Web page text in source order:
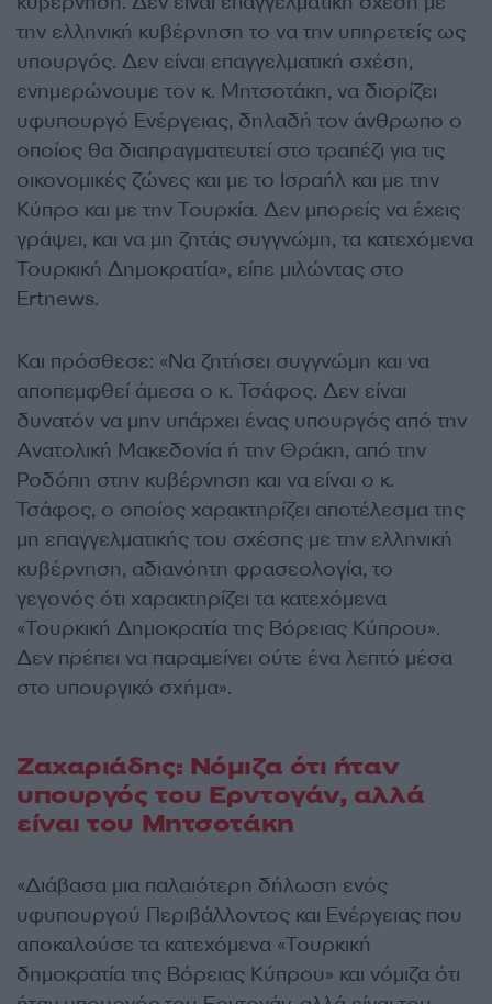
την ελληνική κυβέρνηση το να την υπηρετείς ως
υπουργός. Δεν είναι επαγγελματική σχέση,
ενημερώνουμε τον κ. Μητσοτάκη, να διορίζει
υφυπουργό Ενέργειας, δηλαδή τον άνθρωπο ο
οποίος θα διαπραγματευτεί στο τραπέζι για τις
οικονομικές ζώνες και με το Ισραήλ και με την
Κύπρο και με την Τουρκία. Δεν μπορείς να έχεις
γράψει, και να μη ζητάς συγγνώμη, τα κατεχόμενα
Τουρκική Δημοκρατία», είπε μιλώντας στο
Ertnews.
Και πρόσθεσε: «Να ζητήσει συγγνώμη και να
αποπεμφθεί άμεσα ο κ. Τσάφος. Δεν είναι
δυνατόν να μην υπάρχει ένας υπουργός από την
Ανατολική Μακεδονία ή την Θράκη, από την
Ροδόπη στην κυβέρνηση και να είναι ο κ.
Τσάφος, ο οποίος χαρακτηρίζει αποτέλεσμα της
μη επαγγελματικής του σχέσης με την ελληνική
κυβέρνηση, αδιανόητη φρασεολογία, το
γεγονός ότι χαρακτηρίζει τα κατεχόμενα
«Τουρκική Δημοκρατία της Βόρειας Κύπρου».
Δεν πρέπει να παραμείνει ούτε ένα λεπτό μέσα
στο υπουργικό σχήμα».
Ζαχαριάδης: Νόμιζα ότι ήταν
υπουργός του Ερντογάν, αλλά
είναι του Μητσοτάκη
«Διάβασα μια παλαιότερη δήλωση ενός
υφυπουργού Περιβάλλοντος και Ενέργειας που
αποκαλούσε τα κατεχόμενα «Τουρκική
δημοκρατία της Βόρειας Κύπρου» και νόμιζα ότι